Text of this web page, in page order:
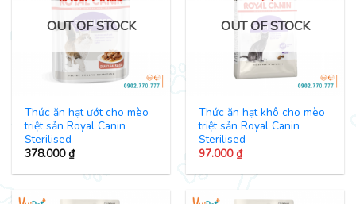
OUT OF STOCK
Thức ăn hạt ướt cho mèo
triệt sản Royal Canin
Sterilised
378.000₫
OUT OF STOCK
Thức ăn hạt khô cho mèo
triệt sản Royal Canin
Sterilised
97.000₫